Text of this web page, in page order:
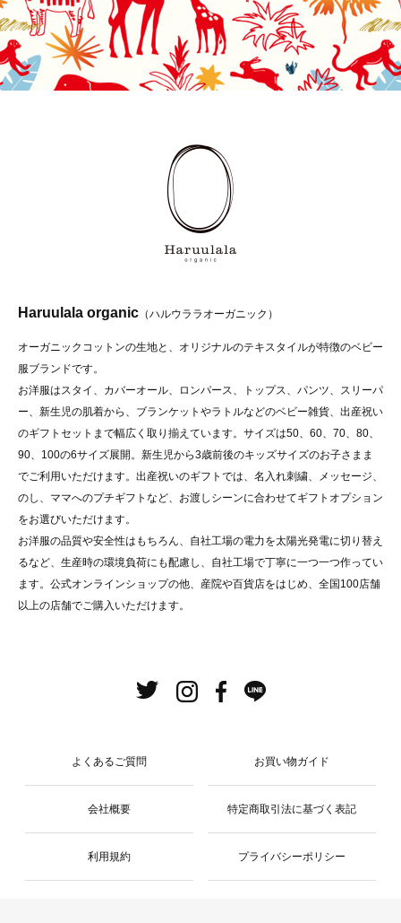
Haruulala organic （ハルウララオーガニック）
オーガニックコットンの生地と、オリジナルのテキスタイルが特徴のベビー
服ブランドです。
お洋服はスタイ、カバーオール、ロンパース、トップス、パンツ、スリーパ
ー、新生児の肌着から、ブランケットやラトルなどのベビー雑貨、出産祝い
のギフトセットまで幅広く取り揃えています。サイズは50、60、70、80、
90、100の6サイズ展開。新生児から3歳前後のキッズサイズのお子さまま
でご利用いただけます。出産祝いのギフトでは、名入れ刺繍、メッセージ、
のし、ママへのプチギフトなど、お渡しシーンに合わせてギフトオプション
をお選びいただけます。
お洋服の品質や安全性はもちろん、自社工場の電力を太陽光発電に切り替え
るなど、生産時の環境負荷にも配慮し、自社工場で丁寧に一つ一つ作ってい
ます。公式オンラインショップの他、産院や百貨店をはじめ、全国100店舗
以上の店舗でご購入いただけます。
よくあるご質問 お買い物ガイド
会社概要 特定商取引法に基づく表記
利用規約 プライバシーポリシー